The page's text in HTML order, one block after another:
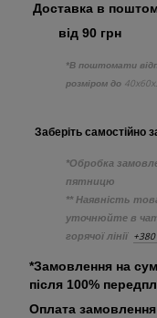
Доставка в
від 90 грн
*В поштомати
розміром до
Заберіть самостійно
*Обробка
пятницю
** Наявність
уточнюйте в
горячої лінії
*Замовлення на
після 100%
Оплата замовлення